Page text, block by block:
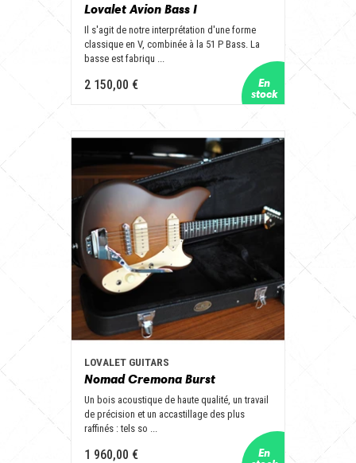
Lovalet Avion Bass I
Il s'agit de notre interprétation d'une forme
classique en V, combinée à la 51 P Bass. La
basse est fabriqu ...
2 150,00 €
LOVALET GUITARS
Nomad Cremona Burst
Un bois acoustique de haute qualité, un travail
de précision et un accastillage des plus
raffinés : tels so ...
1 960,00 €